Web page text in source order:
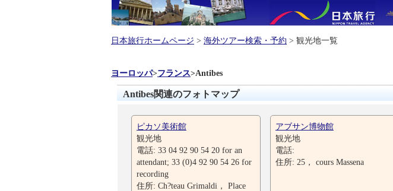
日本旅行ホームページ > 海外ツアー検索・予約 > 観光地一覧
ヨーロッパ>フランス>Antibes
Antibes関連のフォトマップ
ピカソ美術館
観光地
電話: 33 04 92 90 54 20 for an
attendant; 33 (0)4 92 90 54 26 for
recording
住所: Ch?teau Grimaldi， Place
アブサン博物館
観光地
電話:
住所: 25， cours Massena